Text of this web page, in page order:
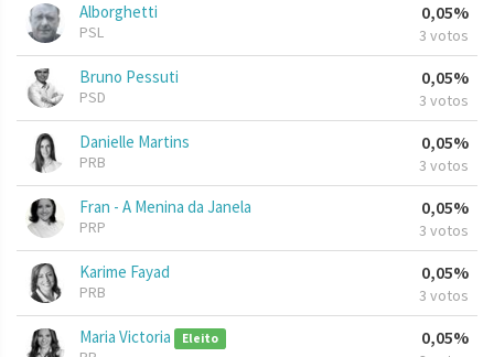
Alborghetti
PSL
0,05%
3 votos
Bruno Pessuti
PSD
0,05%
3 votos
Danielle Martins
PRB
0,05%
3 votos
Fran - A Menina da Janela
PRP
0,05%
3 votos
Karime Fayad
PRB
0,05%
3 votos
Maria Victoria Eleito 0,05%